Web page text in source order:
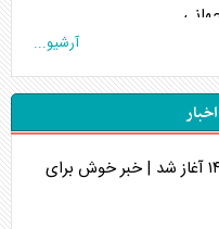
آرشیو...
واریز مابه‌التفاوت حقوق فروردین ۱۴۰۵ آغاز شد | خبر خوش برای